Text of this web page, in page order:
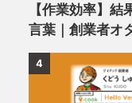
【作業効率】
言葉｜創業者オ
4